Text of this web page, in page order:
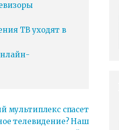
ТВ уходят в
мультиплекс спасет
телевидение? Наш